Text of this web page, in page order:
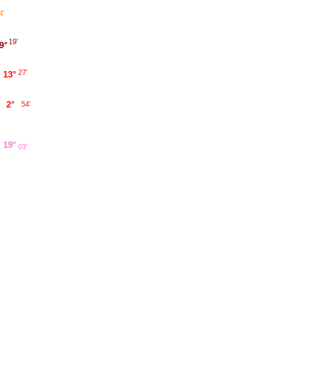
2° 54'
13° 27'
19'
19° 03'